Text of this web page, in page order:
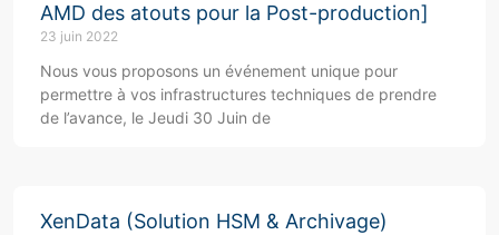
AMD des atouts pour la Post-production]
23 juin 2022
Nous vous proposons un événement unique pour
permettre à vos infrastructures techniques de prendre
de l’avance, le Jeudi 30 Juin de
XenData (Solution HSM & Archivage)